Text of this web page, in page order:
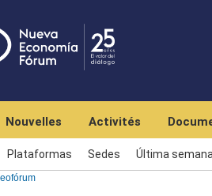
Nouvelles Activités
Plataformas Sedes Última semana